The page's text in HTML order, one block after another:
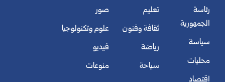
رئاسة
الجمهورية
سياسة
محليات
اقتصاد
تعليم
ثقافة وفنون
رياضة
سياحة
صور
علوم وتكنولوجيا
فيديو
منوعات